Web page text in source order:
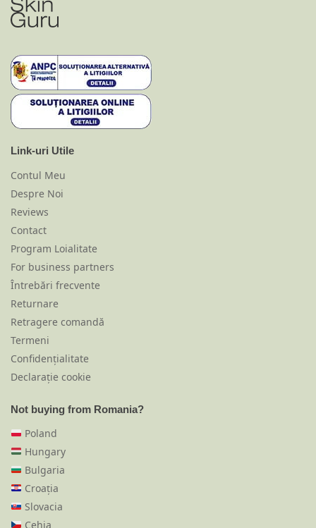
Link-uri Utile
Contul Meu
Despre Noi
Reviews
Contact
Program Loialitate
For business partners
Întrebări frecvente
Returnare
Retragere comandă
Termeni
Confidențialitate
Declarație cookie
Not buying from Romania?
Poland
Hungary
Bulgaria
Croația
Slovacia
Cehia